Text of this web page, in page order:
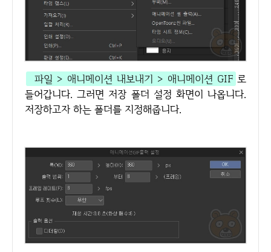
파일 > 애니메이션 내보내기 > 애니메이션 GIF 로
들어갑니다. 그러면 저장 폴더 설정 화면이 나옵니다.
저장하고자 하는 폴더를 지정해줍니다.